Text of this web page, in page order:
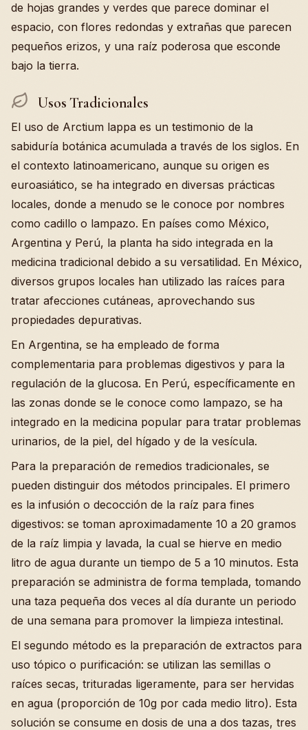
de hojas grandes y verdes que parece dominar el
espacio, con flores redondas y extrañas que parecen
pequeños erizos, y una raíz poderosa que esconde
bajo la tierra.
Usos Tradicionales
El uso de Arctium lappa es un testimonio de la
sabiduría botánica acumulada a través de los siglos. En
el contexto latinoamericano, aunque su origen es
euroasiático, se ha integrado en diversas prácticas
locales, donde a menudo se le conoce por nombres
como cadillo o lampazo. En países como México,
Argentina y Perú, la planta ha sido integrada en la
medicina tradicional debido a su versatilidad. En México,
diversos grupos locales han utilizado las raíces para
tratar afecciones cutáneas, aprovechando sus
propiedades depurativas.
En Argentina, se ha empleado de forma
complementaria para problemas digestivos y para la
regulación de la glucosa. En Perú, específicamente en
las zonas donde se le conoce como lampazo, se ha
integrado en la medicina popular para tratar problemas
urinarios, de la piel, del hígado y de la vesícula.
Para la preparación de remedios tradicionales, se
pueden distinguir dos métodos principales. El primero
es la infusión o decocción de la raíz para fines
digestivos: se toman aproximadamente 10 a 20 gramos
de la raíz limpia y lavada, la cual se hierve en medio
litro de agua durante un tiempo de 5 a 10 minutos. Esta
preparación se administra de forma templada, tomando
una taza pequeña dos veces al día durante un periodo
de una semana para promover la limpieza intestinal.
El segundo método es la preparación de extractos para
uso tópico o purificación: se utilizan las semillas o
raíces secas, trituradas ligeramente, para ser hervidas
en agua (proporción de 10g por cada medio litro). Esta
solución se consume en dosis de una a dos tazas, tres